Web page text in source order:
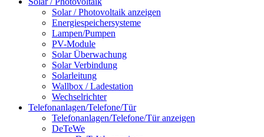
Solar / Photovoltaik anzeigen
Energiespeichersysteme
Lampen/Pumpen
PV-Module
Solar Überwachung
Solar Verbindung
Solarleitung
Wallbox / Ladestation
Wechselrichter
Telefonanlagen/Telefone/Tür
Telefonanlagen/Telefone/Tür anzeigen
DeTeWe